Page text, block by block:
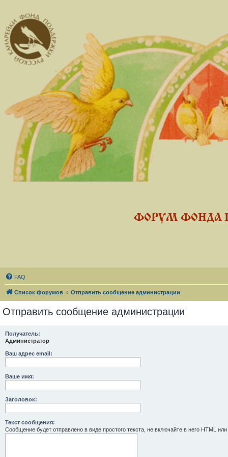
ФОРУМ ФОНДА
FAQ
Список форумов Отправить сообщение администрации
Отправить сообщение администрации
Получатель:
Администратор
Ваш адрес email:
Ваше имя:
Заголовок:
Текст сообщения:
Сообщение будет отправлено в виде простого текста, не включайте в него HTML